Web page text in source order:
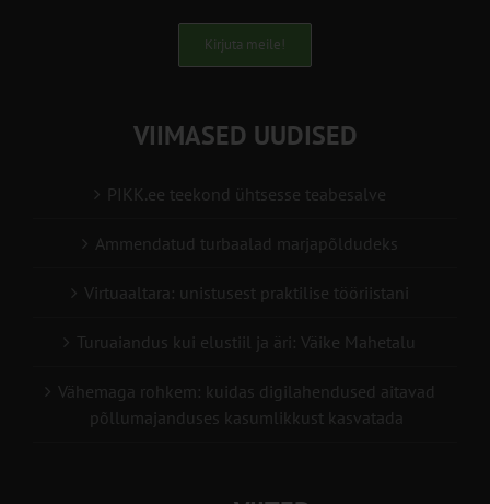
Kirjuta meile!
VIIMASED UUDISED
PIKK.ee teekond ühtsesse teabesalve
Ammendatud turbaalad marjapõldudeks
Virtuaaltara: unistusest praktilise tööriistani
Turuaiandus kui elustiil ja äri: Väike Mahetalu
Vähemaga rohkem: kuidas digilahendused aitavad
põllumajanduses kasumlikkust kasvatada